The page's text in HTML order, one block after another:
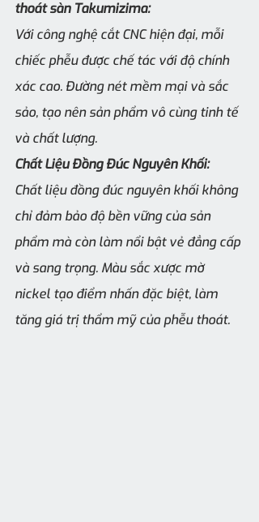
thoát sàn Takumizima:
Với công nghệ cắt CNC hiện đại, mỗi
chiếc phễu được chế tác với độ chính
xác cao. Đường nét mềm mại và sắc
sảo, tạo nên sản phẩm vô cùng tinh tế
và chất lượng.
Chất Liệu Đồng Đúc Nguyên Khối:
Chất liệu đồng đúc nguyên khối không
chỉ đảm bảo độ bền vững của sản
phẩm mà còn làm nổi bật vẻ đẳng cấp
và sang trọng. Màu sắc xược mờ
nickel tạo điểm nhấn đặc biệt, làm
tăng giá trị thẩm mỹ của phễu thoát.